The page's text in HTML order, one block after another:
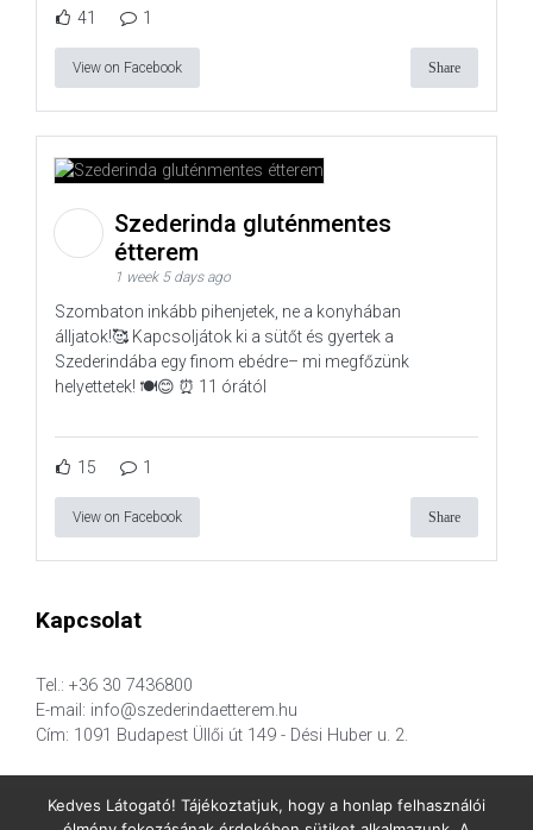
41 1
View on Facebook Share
Szederinda gluténmentes
étterem
1 week 5 days ago
Szombaton inkább pihenjetek, ne a konyhában
álljatok!🥰 Kapcsoljátok ki a sütőt és gyertek a
Szederindába egy finom ebédre– mi megfőzünk
helyettetek! 🍽️😊 ⏰ 11 órától
15 1
View on Facebook Share
Kapcsolat
Tel.: +36 30 7436800
E-mail: info@szederindaetterem.hu
Cím: 1091 Budapest Üllői út 149 - Dési Huber u. 2.
Kedves Látogató! Tájékoztatjuk, hogy a honlap felhasználói